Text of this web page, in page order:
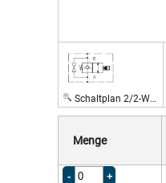
Schaltplan 2/2-Wege-Sitzventil
Menge